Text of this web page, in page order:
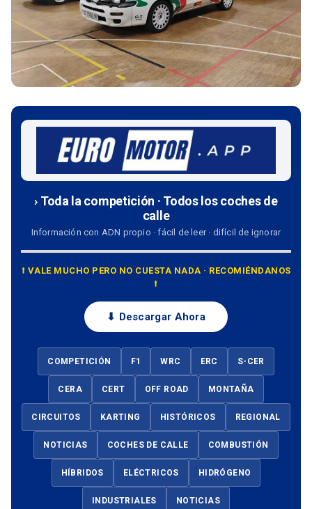
› Toda la competición · Todos los coches de
calle
Información con ADN propio · fácil de leer · difícil de ignorar
⭡ VALE MUCHO PERO NO CUESTA NADA · RECOMIÉNDANOS
⭡
⬇ Descargar Ahora
COMPETICIÓN F1 WRC ERC S-CER
CERA CERT OFF ROAD MONTAÑA
CIRCUITOS KARTING HISTÓRICOS REGIONAL
NOTICIAS COCHES DE CALLE COMBUSTIÓN
HÍBRIDOS ELÉCTRICOS HIDRÓGENO
INDUSTRIALES NOTICIAS